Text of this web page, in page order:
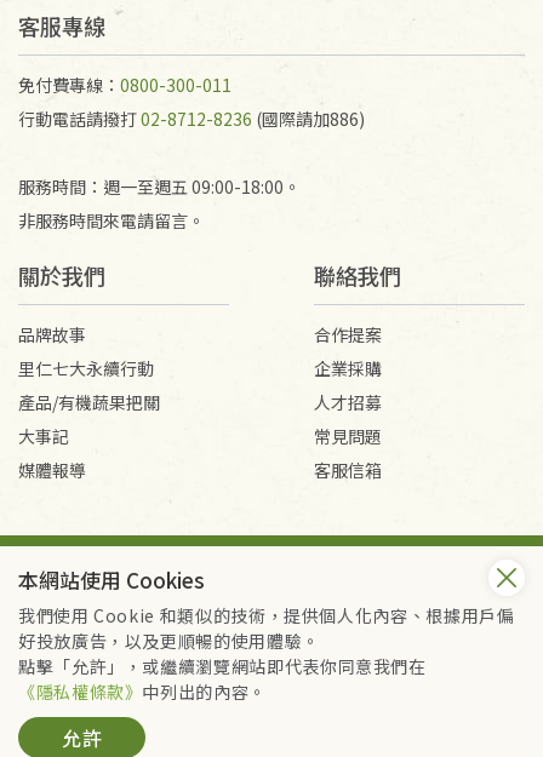
不接受退貨之手抄稿，為敬重法寶故，里仁網購無法
代為結緣處理等。 若需將手抄稿寄還給消費者，因而
產生的運費100元/箱將由消費者負擔。
客服專線
免付費專線： 0800-300-011
行動電話請撥打02-8712-8236 (國際請加886)
服務時間：週一至週五 09:00-18:00。
非服務時間來電請留言。
關於我們
品牌故事
里仁七大永續行動
產品/有機蔬果把關
大事記
媒體報導
聯絡我們
合作提案
企業採購
人才招募
常見問題
客服信箱
Copyright © 2026 里仁事業股份有限公司(統編：16301262) /
里仁網購股份有限公司(統編：25149752)
All Rights Reserved.
本網站使用 Cookies
我們使用 Cookie 和類似的技術，提供個人化內容、根據用戶偏
好投放廣告，以及更順暢的使用體驗。
點擊「允許」，或繼續瀏覽網站即代表你同意我們在
《隱私權條款》 中列出的內容。
允許